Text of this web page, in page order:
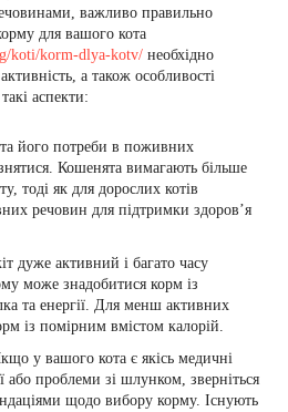
важливо правильно
для вашого кота
koti/korm-dlya-kotv/ необхідно
а також особливості
аспекти:
його потреби в поживних
Кошенята вимагають більше
тоді як для дорослих котів
речовин для підтримки здоров’я
дуже активний і багато часу
може знадобитися корм із
та енергії. Для менш активних
із помірним вмістом калорій.
у вашого кота є якісь медичні
або проблеми зі шлунком, зверніться
щодо вибору корму. Існують